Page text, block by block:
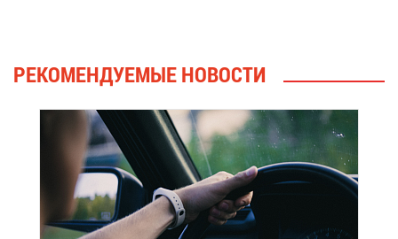
РЕ­КО­МЕН­ДУ­Е­МЫЕ НО­ВО­СТИ